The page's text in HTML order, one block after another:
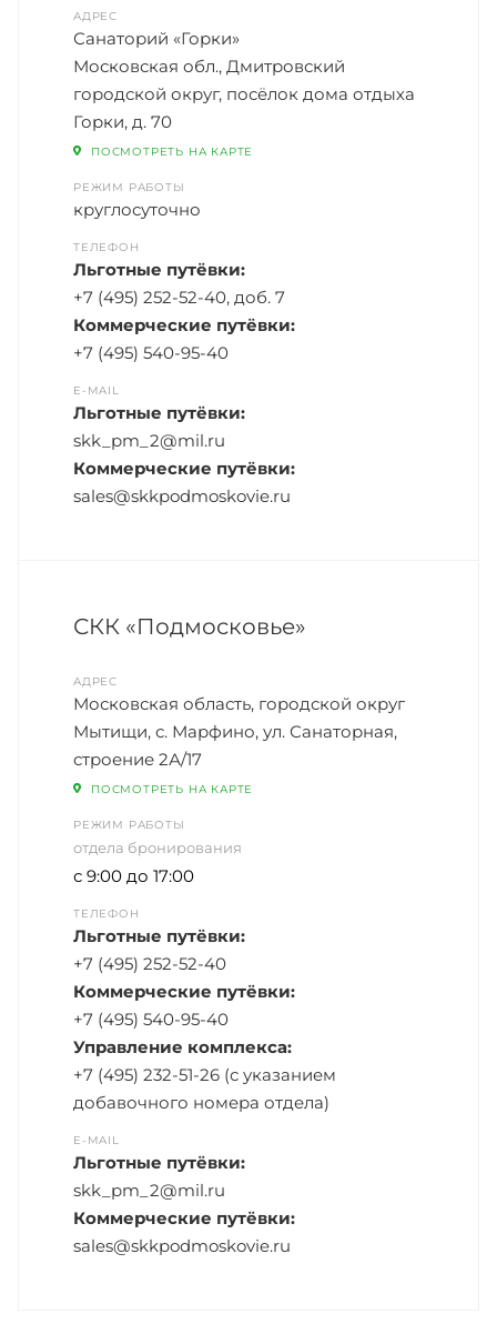
АДРЕС
Санаторий «Горки»
Московская обл., Дмитровский
городской округ, посёлок дома отдыха
Горки, д. 70
ПОСМОТРЕТЬ НА КАРТЕ
РЕЖИМ РАБОТЫ
круглосуточно
ТЕЛЕФОН
Льготные путёвки:
+7 (495) 252-52-40, доб. 7
Коммерческие путёвки:
+7 (495) 540-95-40
E-MAIL
Льготные путёвки:
skk_pm_2@mil.ru
Коммерческие путёвки:
sales@skkpodmoskovie.ru
СКК «Подмосковье»
АДРЕС
Московская область, городской округ
Мытищи, с. Марфино, ул. Санаторная,
строение 2А/17
ПОСМОТРЕТЬ НА КАРТЕ
РЕЖИМ РАБОТЫ
отдела бронирования
с 9:00 до 17:00
ТЕЛЕФОН
Льготные путёвки:
+7 (495) 252-52-40
Коммерческие путёвки:
+7 (495) 540-95-40
Управление комплекса:
+7 (495) 232-51-26 (с указанием
добавочного номера отдела)
E-MAIL
Льготные путёвки:
skk_pm_2@mil.ru
Коммерческие путёвки:
sales@skkpodmoskovie.ru